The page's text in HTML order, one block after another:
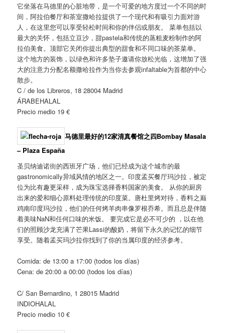
它坐落在马德里的心脏地带，是一个可爱的地方度过一个不同的时
间，阿拉伯餐厅和茶室撒哈拉提供了一个现代和有吸引力面对游
人，在这里您可以享受轻松时间和你的伴侣或朋友。 菜单包括以
最大的关怀，包括立豆沙，甜pastela和传统的蒸粗麦粉制作的阿
拉伯美食。顶部它关闭你提出典型的甜食和不同口味的茶菜单。
这个地方的装饰，以绿色和许多垫子邀请你放松光临，这增加了强
大的注意力分配名额撒哈拉作为当你去参观infaltable为首都的中心
散步。
C / de los Libreros, 18 28004 Madrid
ÁRABEHALAL
Precio medio 19 €
马德里最好的12家清真餐馆之四Bombay Masala
– Plaza España
圣贝纳迪诺街的西班牙广场，他们已经成为这个城市的最
gastronomically异域风情的地区之一。印度孟买餐厅玛沙拉，被定
位为比有趣更采样，成为珠宝选择香料国家的美食。 从你的厨房
出来的爱和细心原料处理传统的印度菜。唐杜里烤对待，香料之巅
鸡南印度玛沙拉，他们的任何烤羊肉串像罗根乔希。而且总是伴随
着美味NaN和任何口味的米饭。 要完成它是必不可少的 ，以在他
们的照顾沙龙充满了芒果Lassi的酸奶，将留下永久的记忆的细节
享受。随着孟买玛沙拉你找到了你的当属印度的经济参考。
Comida: de 13:00 a 17:00 (todos los días)
Cena: de 20:00 a 00:00 (todos los días)
C/ San Bernardino, 1 28015 Madrid
INDIOHALAL
Precio medio 10 €